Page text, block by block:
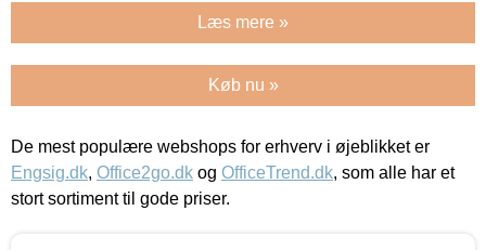
Læs mere »
Køb nu »
De mest populære webshops for erhverv i øjeblikket er
Engsig.dk, Office2go.dk og OfficeTrend.dk, som alle har et
stort sortiment til gode priser.